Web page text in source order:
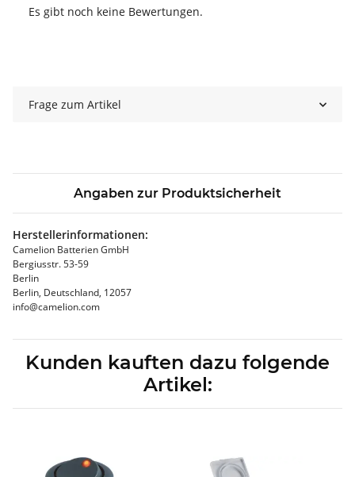
Es gibt noch keine Bewertungen.
Frage zum Artikel
Angaben zur Produktsicherheit
Herstellerinformationen:
Camelion Batterien GmbH
Bergiusstr. 53-59
Berlin
Berlin, Deutschland, 12057
info@camelion.com
Kunden kauften dazu folgende
Artikel: